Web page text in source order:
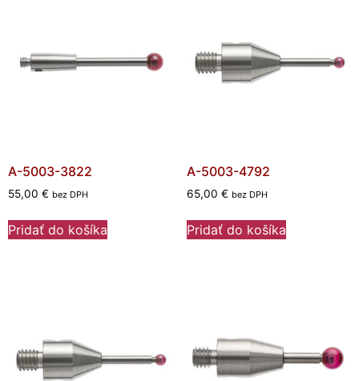
A-5003-3822
55,00 € bez DPH
Pridať do košíka
A-5003-4792
65,00 € bez DPH
Pridať do košíka